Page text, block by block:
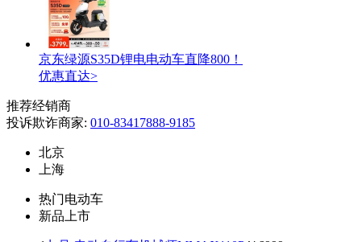
京东绿源S35D锂电电动车直降800！
优惠直达>
推荐经销商
投诉欺诈商家: 010-83417888-9185
北京
上海
热门电动车
新品上市